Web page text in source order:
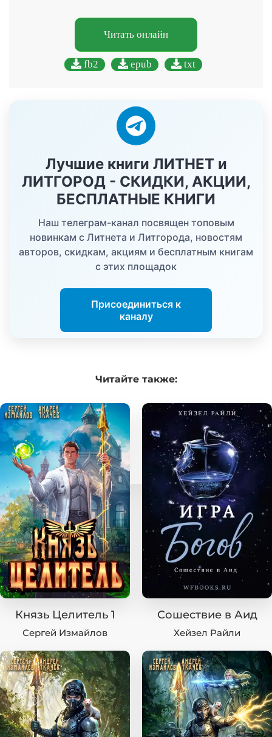
Читать онлайн
fb2 epub txt
Лучшие книги ЛИТНЕТ и
ЛИТГОРОД - СКИДКИ, АКЦИИ,
БЕСПЛАТНЫЕ КНИГИ
Наш телеграм-канал посвящен топовым
новинкам с Литнета и Литгорода, новостям
авторов, скидкам, акциям и бесплатным книгам
с этих площадок
Присоединиться к
каналу
Читайтетакже:
Князь Целитель 1
Сергей Измайлов
Сошествие в Аид
Хейзел Райли